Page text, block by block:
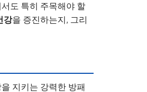
도 특히 주목해야 할
강을 증진하는지, 그리
지키는 강력한 방패